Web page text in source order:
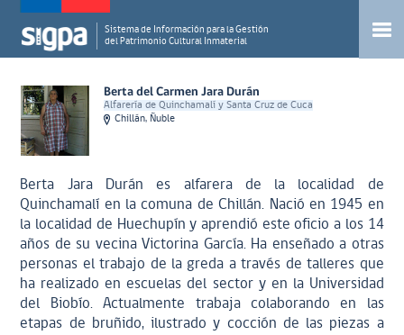
Sistema de Información para la Gestión
del Patrimonio Cultural Inmaterial
Berta del Carmen Jara Durán
Alfarería de Quinchamalí y Santa Cruz de Cuca
Chillán, Ñuble
Berta Jara Durán es alfarera de la localidad de
Quinchamalí en la comuna de Chillán. Nació en 1945 en
la localidad de Huechupín y aprendió este oficio a los 14
años de su vecina Victorina García. Ha enseñado a otras
personas el trabajo de la greda a través de talleres que
ha realizado en escuelas del sector y en la Universidad
del Biobío. Actualmente trabaja colaborando en las
etapas de bruñido, ilustrado y cocción de las piezas a